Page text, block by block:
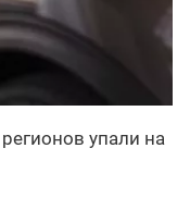
упали на